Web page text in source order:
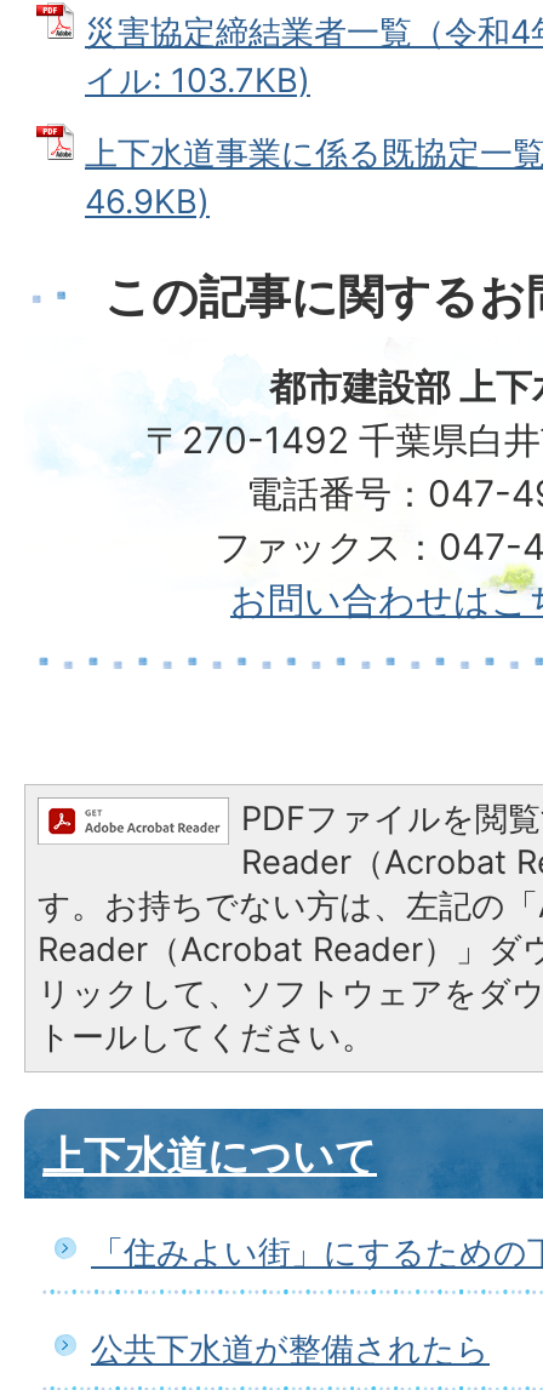
災害協定締結業者一覧（令和
イル: 103.7KB)
上下水道事業に係る既協定一
46.9KB)
この記事に関する
都市建設部 上下
〒270-1492 千葉県白
電話番号：047-
ファックス：047-
お問い合わせはこ
PDFファイルを閲
Reader（Acrobat
す。お持ちでない方は、左記の
Reader（Acrobat Reader）」ダ
リックして、ソフトウェアをダ
トールしてください。
上下水道について
「住みよい街」にするための
公共下水道が整備されたら